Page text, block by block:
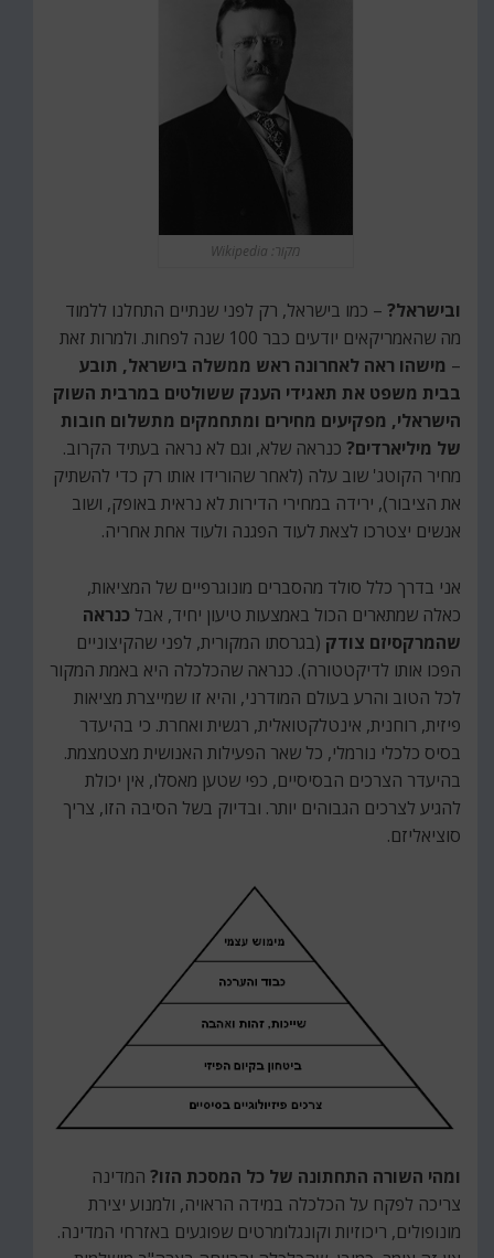
מקור: Wikipedia
ובישראל? – כמו בישראל, רק לפני שנתיים התחלנו ללמוד
מה שהאמריקאים יודעים כבר 100 שנה לפחות. ולמרות זאת
– מישהו ראה לאחרונה ראש ממשלה בישראל, תובע
בבית משפט את תאגידי הענק ששולטים במרבית השוק
הישראלי, מפקיעים מחירים ומתחמקים מתשלום חובות
של מיליארדים? כנראה שלא, וגם לא נראה בעתיד הקרוב.
מחיר הקוטג' שוב עלה (לאחר שהורידו אותו רק כדי להשתיק
את הציבור), ירידה במחירי הדירות לא נראית באופק, ושוב
אנשים יצטרכו לצאת לעוד הפגנה ולעוד אחת אחריה.
אני בדרך כלל סולד מהסברים מונוגרפיים של המציאות,
כאלה שמתארים הכול באמצעות טיעון יחיד, אבל כנראה
שהמרקסיזם צודק (בגרסתו המקורית, לפני שהקיצוניים
הפכו אותו לדיקטטורה). כנראה שהכלכלה היא באמת המקור
לכל הטוב והרע בעולם המודרני, והיא זו שמייצרת מציאות
פיזית, רוחנית, אינטלקטואלית, רגשית ואחרת. כי בהיעדר
בסיס כלכלי נורמלי, כל שאר הפעילות האנושית מצטמצמת.
בהיעדר הצרכים הבסיסיים, כפי שטען מאסלו, אין יכולת
להגיע לצרכים הגבוהים יותר. ובדיוק בשל הסיבה הזו, צריך
סוציאליזם.
ומהי השורה התחתונה של כל המסכת הזו? המדינה
צריכה לפקח על הכלכלה במידה הראויה, ולמנוע יצירת
מונופולים, ריכוזיות וקונגלומרטים שפוגעים באזרחי המדינה.